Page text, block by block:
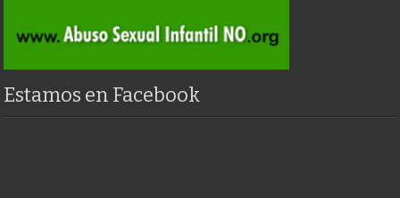
Estamos en Facebook